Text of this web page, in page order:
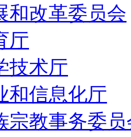
和改革委员会
厅
技术厅
和信息化厅
宗教事务委员